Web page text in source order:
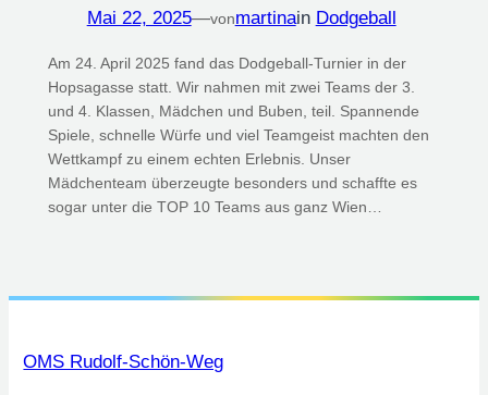
Mai 22, 2025—vonmartinain Dodgeball
Am 24. April 2025 fand das Dodgeball-Turnier in der
Hopsagasse statt. Wir nahmen mit zwei Teams der 3.
und 4. Klassen, Mädchen und Buben, teil. Spannende
Spiele, schnelle Würfe und viel Teamgeist machten den
Wettkampf zu einem echten Erlebnis. Unser
Mädchenteam überzeugte besonders und schaffte es
sogar unter die TOP 10 Teams aus ganz Wien…
OMS Rudolf-Schön-Weg